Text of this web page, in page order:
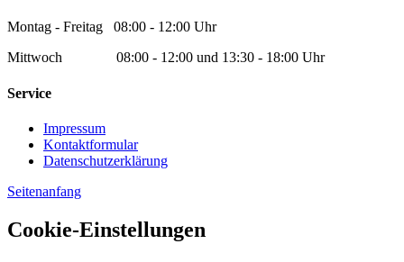
Montag - Freitag 08:00 - 12:00 Uhr
Mittwoch 08:00 - 12:00 und 13:30 - 18:00 Uhr
Service
Impressum
Kontaktformular
Datenschutzerklärung
Seitenanfang
Cookie-Einstellungen